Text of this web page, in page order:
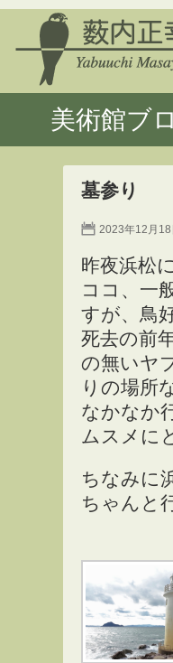
美術館ブ
墓参り
2023年12月18
昨夜浜松
ココ、一
すが、鳥
死去の前
の無いヤ
りの場所
なかなか
ムスメに
ちなみに
ちゃんと